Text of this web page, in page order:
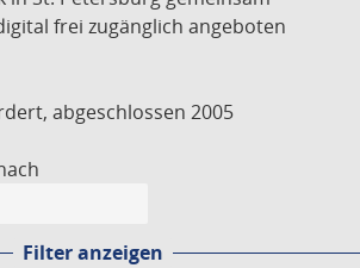
frei zugänglich angeboten
abgeschlossen 2005
Filter anzeigen